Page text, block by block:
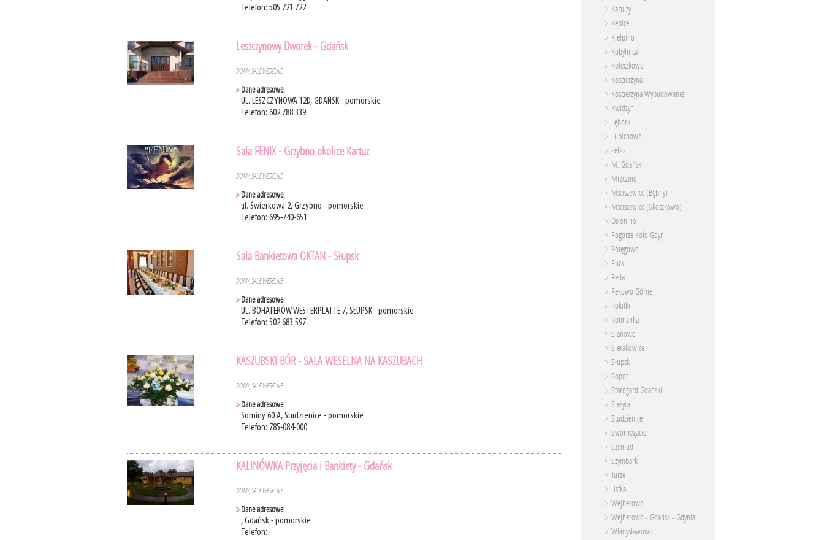
Telefon: 505 721 722
Leszczynowy Dworek - Gdańsk
DOMY, SALE WESELNE
Dane adresowe:
UL. LESZCZYNOWA 12D, GDAŃSK - pomorskie
Telefon: 602 788 339
Sala FENIX - Grzybno okolice Kartuz
DOMY, SALE WESELNE
Dane adresowe:
ul. Świerkowa 2, Grzybno - pomorskie
Telefon: 695-740-651
Sala Bankietowa OKTAN - Słupsk
DOMY, SALE WESELNE
Dane adresowe:
UL. BOHATERÓW WESTERPLATTE 7, SŁUPSK - pomorskie
Telefon: 502 683 597
KASZUBSKI BÓR - SALA WESELNA NA KASZUBACH
DOMY, SALE WESELNE
Dane adresowe:
Sominy 60 A, Studzienice - pomorskie
Telefon: 785-084-000
KALINÓWKA Przyjęcia i Bankiety - Gdańsk
DOMY, SALE WESELNE
Dane adresowe:
, Gdańsk - pomorskie
Telefon:
Kartuzy
Kępice
Kiełpino
Kobylnica
Koleczkowo
Kościerzyna
Kościerzyna Wybudowanie
Kwidzyn
Lębork
Lubichowo
Łebcz
M. Gdańsk
Mrzezino
Mściszewice (Bębny)
Mściszewice (Skoczkowo)
Osłonino
Pogórze Koło Gdyni
Potęgowo
Puck
Reda
Rekowo Górne
Rokitki
Rotmanka
Sianowo
Sierakowice
Słupsk
Sopot
Starogard Gdański
Stężyca
Studzienice
Swornegacie
Szemud
Szymbark
Turze
Ustka
Wejherowo
Wejherowo - Gdańsk - Gdynia
Władysławowo